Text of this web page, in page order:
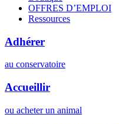
OFFRES D’EMPLOI
Ressources
Adhérer
au conservatoire
Accueillir
ou acheter un animal